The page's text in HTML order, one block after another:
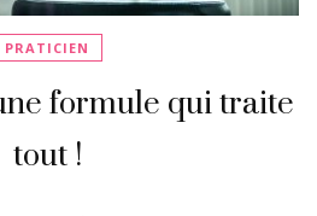
PRATICIEN
formule qui traite
tout !